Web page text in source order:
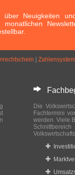
Neuigkeiten
Zahlensystem
Die
Fachtermini
werden. Viele